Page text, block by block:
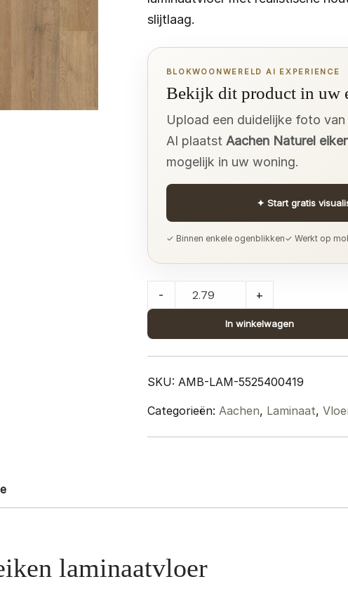
slijtlaag.
BLOKWOONWERELD AI EXPERIENCE
Bekijk dit product in uw
Upload een duidelijke foto
AI plaatst Aachen Naturel
mogelijk in uw woning.
✦ Start gratis
✓ Binnen enkele ogenblikken✓ Werkt op
Naturel
quantity
- +
In winkelwagen
SKU: AMB-LAM-5525400419
Categorieën: Aachen, Laminaat,
laminaatvloer